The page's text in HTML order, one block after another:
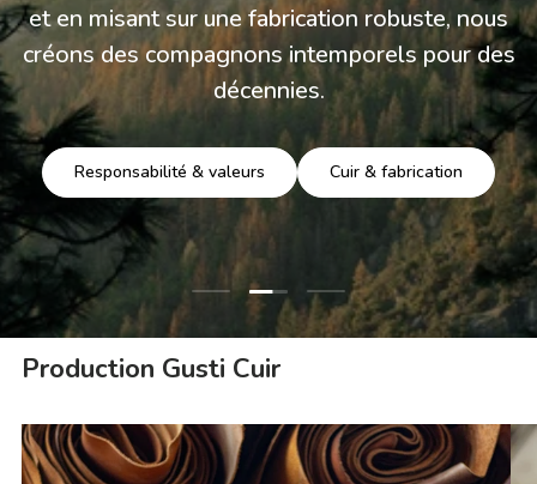
et en misant sur une fabrication robuste, nous
créons des compagnons intemporels pour des
décennies.
Responsabilité & valeurs Cuir & fabrication
Charger la diapositive 1 de 3
Charger la diapositive 2 de 3
Charger la diapositive 3
Production Gusti Cuir